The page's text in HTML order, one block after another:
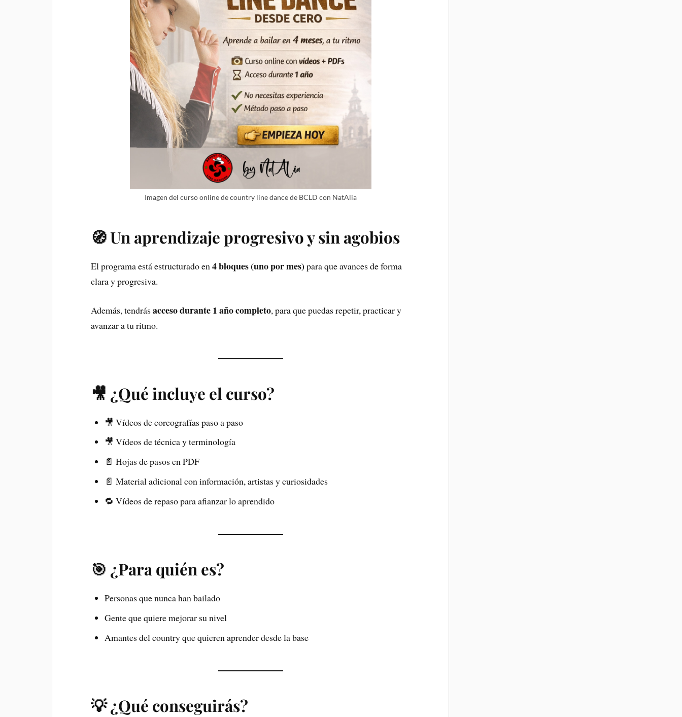
Imagen del curso online de country line dance de BCLD con NatAlia
🧭 Un aprendizaje progresivo y sin agobios
El programa está estructurado en4 bloques (uno por mes) para que avances de forma
clara y progresiva.
Además, tendrásacceso durante 1 año completo, para que puedas repetir, practicar y
avanzar a tu ritmo.
🎥 ¿Qué incluye el curso?
🎥 Vídeos de coreografías paso a paso
🎥 Vídeos de técnica y terminología
📄 Hojas de pasos en PDF
📄 Material adicional con información, artistas y curiosidades
🔁 Vídeos de repaso para afianzar lo aprendido
🎯 ¿Para quién es?
Personas que nunca han bailado
Gente que quiere mejorar su nivel
Amantes del country que quieren aprender desde la base
💡 ¿Qué conseguirás?